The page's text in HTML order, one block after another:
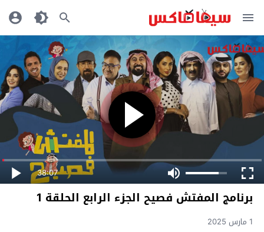
38:07
برنامج المفتش فصيح الجزء الرابع الحلقة 1
1 مارس 2025